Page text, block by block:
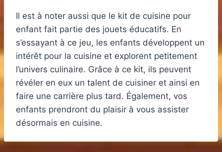
Il est à noter aussi que le kit de cuisine pour
enfant fait partie des jouets éducatifs. En
s’essayant à ce jeu, les enfants développent un
intérêt pour la cuisine et explorent petitement
l’univers culinaire. Grâce à ce kit, ils peuvent
révéler en eux un talent de cuisiner et ainsi en
faire une carrière plus tard. Également, vos
enfants prendront du plaisir à vous assister
désormais en cuisine.